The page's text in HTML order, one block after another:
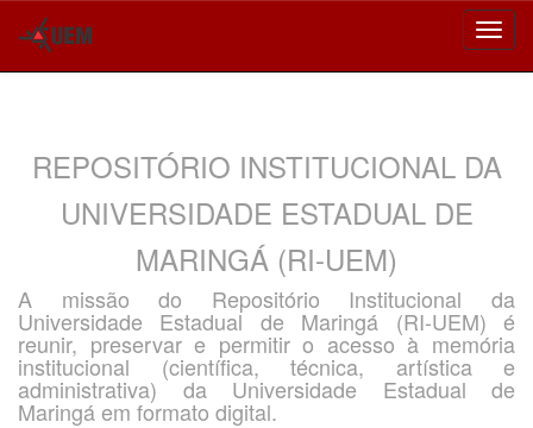
REPOSITÓRIO INSTITUCIONAL DA
UNIVERSIDADE ESTADUAL DE
MARINGÁ (RI-UEM)
A missão do Repositório Institucional da
Universidade Estadual de Maringá (RI-UEM) é
reunir, preservar e permitir o acesso à memória
institucional (científica, técnica, artística e
administrativa) da Universidade Estadual de
Maringá em formato digital.